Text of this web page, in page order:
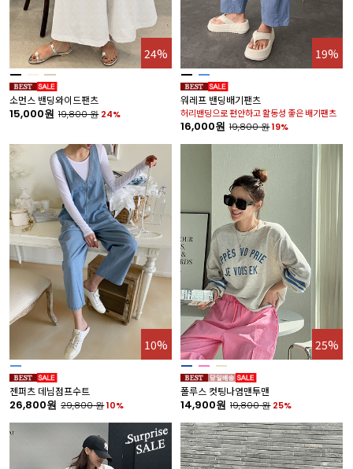
24%
소먼스 밴딩와이드팬츠
15,000원 19,800원 24%
19%
워레프 밴딩배기팬츠
허리밴딩으로 편안하고 활동성 좋은 배기팬츠
16,000원 19,800원19%
10%
젠퍼츠 데님점프수트
26,800원 29,800원10%
25%
폴루스 컷팅나염맨투맨
14,900원 19,800원 25%